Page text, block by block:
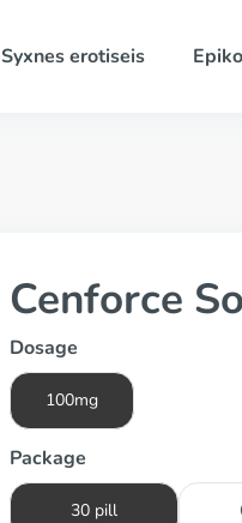
Syxnes erotiseis
Cenforce
Dosage
100mg
Package
30 pill